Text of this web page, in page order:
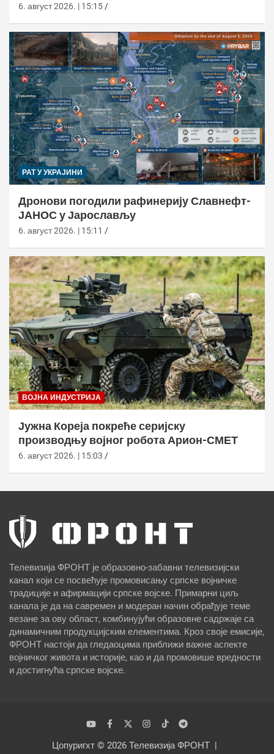
6. август 2026. | 15:15
РАТ У УКРАЈИНИ
Дронови погодили рафинерију Славнефт-
ЈАНОС у Јарослављу
6. август 2026. | 15:11
ВОЈНА ИНДУСТРИЈА
Јужна Кореја покреће серијску
производњу војног робота Арион-СМЕТ
6. август 2026. | 15:03
Телевизија ФРОНТ је образовно-забавни телевизијски
канал који се посвећује промовисању српске војничке
традиције и афирмацији српске војске. Примарни циљ
канала је да на савремен и модеран начин обрађује теме
везане за ову област, комбинујући образовне садржаје са
динамичним продукцијским елементима. Кроз своје емисије,
ФРОНТ настоји да гледаоцима приближи важне аспекте
војничког живота и историје, као и да промовише вредности
и достигнућа српске војске.
Цопyригхт © 2026 Телевизија ФРОНТ